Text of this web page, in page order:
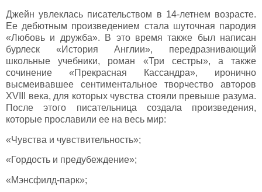
Джейн увлеклась писательством в 14-летнем возрасте.
Ее дебютным произведением стала шуточная пародия
«Любовь и дружба». В это время также был написан
бурлеск «История Англии», передразнивающий
школьные учебники, роман «Три сестры», а также
сочинение «Прекрасная Кассандра», иронично
высмеивавшее сентиментальное творчество авторов
XVIII века, для которых чувства стояли превыше разума.
После этого писательница создала произведения,
которые прославили ее на весь мир:
«Чувства и чувствительность»;
«Гордость и предубеждение»;
«Мэнсфилд-парк»;